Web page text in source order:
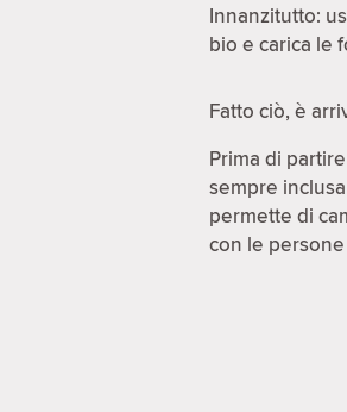
Innanzitutto:
bio e carica le
Fatto ciò, è
Prima di
sempre
permette di
con le